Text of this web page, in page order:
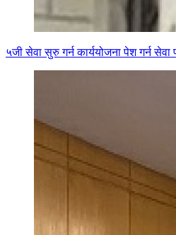
५जी सेवा सुरु गर्न कार्ययोजना पेश गर्न